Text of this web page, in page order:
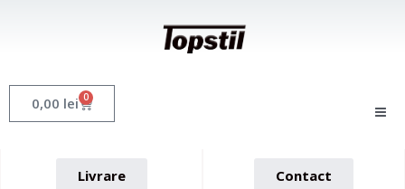
0,00 lei 0 Cart
Livrare Contact